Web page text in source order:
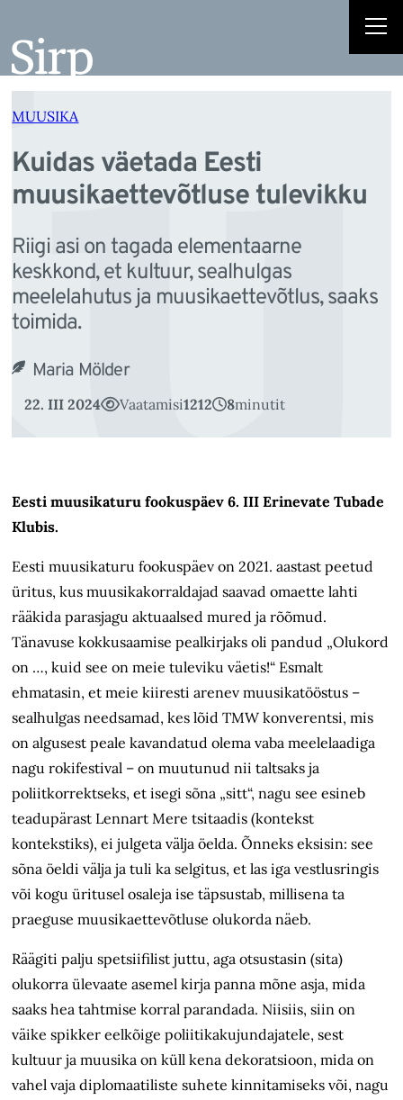
juurde
MUUSIKA
Kuidas väetada Eesti
muusikaettevõtluse tulevikku
Riigi asi on tagada elementaarne
keskkond, et kultuur, sealhulgas
meelelahutus ja muusikaettevõtlus, saaks
toimida.
Maria Mölder
22. III 2024 Vaatamisi1212 8minutit
Eesti muusikaturu fookuspäev 6. III Erinevate Tubade
Klubis.
Eesti muusikaturu fookuspäev on 2021. aastast peetud
üritus, kus muusika­korraldajad saavad omaette lahti
rääkida parasjagu aktuaalsed mured ja rõõmud.
Tänavuse kokku­saamise pealkirjaks oli pandud „Olukord
on …, kuid see on meie tuleviku väetis!“ Esmalt
ehmatasin, et meie kiiresti arenev muusikatööstus –
sealhulgas needsamad, kes lõid TMW konverentsi, mis
on algusest peale kavandatud olema vaba meelelaadiga
nagu rokifestival – on muutunud nii taltsaks ja
poliitkorrektseks, et isegi sõna „sitt“, nagu see esineb
teadupärast Lennart Mere tsitaadis (kontekst
kontekstiks), ei julgeta välja öelda. Õnneks eksisin: see
sõna öeldi välja ja tuli ka selgitus, et las iga vestlusringis
või kogu üritusel osaleja ise täpsustab, millisena ta
praeguse muusikaettevõtluse olukorda näeb.
Räägiti palju spetsiifilist juttu, aga otsustasin (sita)
olukorra ülevaate asemel kirja panna mõne asja, mida
saaks hea tahtmise korral parandada. Niisiis, siin on
väike spikker eelkõige poliitika­kujundajatele, sest
kultuur ja muusika on küll kena dekoratsioon, mida on
vahel vaja diplomaatiliste suhete kinnitamiseks või, nagu